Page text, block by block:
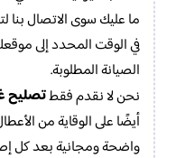
ما عليك سوى الاتصال
في الوقت المحدد إلى
الصيانة المطلوبة.
نحن لا نقدم فقطتصليح
أيضًا على الوقاية من
واضحة ومجانية بعد كل